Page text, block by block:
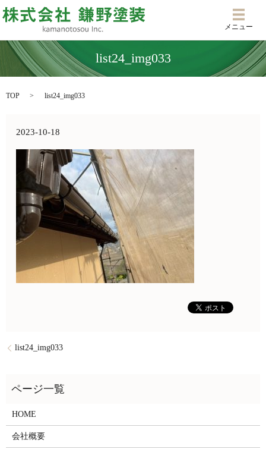
メニ
メニュー
list24_img033
TOP list24_img033
2023-10-18
list24_img033
HOME
会社概要